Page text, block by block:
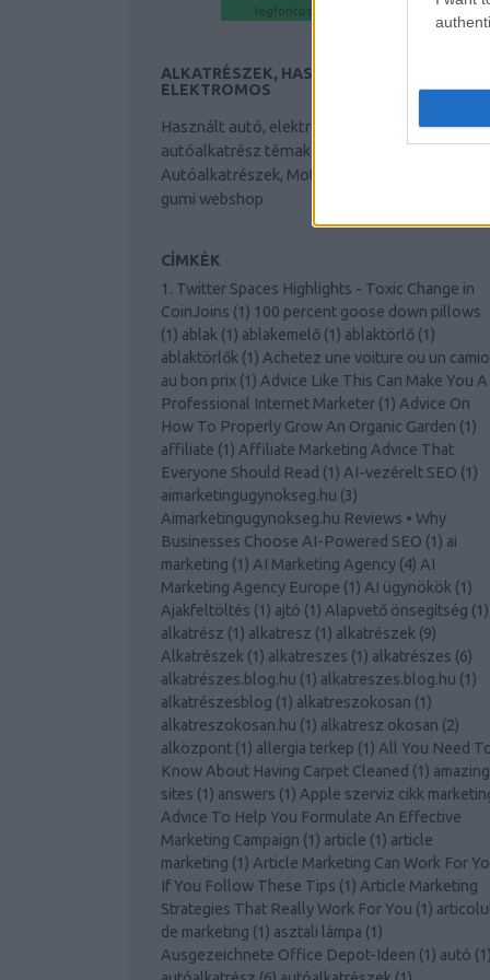
legfontosabb-tudnivalo-a-
n-inditsd-el-a-taplalekkiegeszito-
ALKATRÉSZEK, HASZNÁLT AUTÓ,
ELEKTROMOS
Használt autó, elektromos autó hírek
autóalkatrész témakörben. Alkatrészek,
Autóalkatrészek, Motorolaj, Dísztárcsa, nyári
gumi webshop
CÍMKÉK
1. Twitter Spaces Highlights - Toxic Change in
CoinJoins (1) 100 percent goose down pillows
(1) ablak (1) ablakemelő (1) ablaktörlő (1)
ablaktörlők (1) Achetez une voiture ou un
au bon prix (1) Advice Like This Can Make You A
Professional Internet Marketer (1) Advice On
How To Properly Grow An Organic Garden (1)
affiliate (1) Affiliate Marketing Advice That
Everyone Should Read (1) AI-vezérelt SEO (1)
aimarketingugynokseg.hu (3)
Aimarketingugynokseg.hu Reviews • Why
Businesses Choose AI-Powered SEO (1) ai
marketing (1) AI Marketing Agency (4) AI
Marketing Agency Europe (1) AI ügynökök (1)
Ajakfeltöltés (1) ajtó (1) Alapvető önsegítség (1)
alkatrész (1) alkatresz (1) alkatrészek (9)
Alkatrészek (1) alkatreszes (1) alkatrészes (6)
alkatrészes.blog.hu (1) alkatreszes.blog.hu (1)
alkatrészesblog (1) alkatreszokosan (1)
alkatreszokosan.hu (1) alkatresz okosan (2)
alközpont (1) allergia terkep (1) All You Need
Know About Having Carpet Cleaned (1) amazing
sites (1) answers (1) Apple szerviz cikk
Advice To Help You Formulate An Effective
Marketing Campaign (1) article (1) article
marketing (1) Article Marketing Can Work For
If You Follow These Tips (1) Article Marketing
Strategies That Really Work For You (1)
de marketing (1) asztali lámpa (1)
Ausgezeichnete Office Depot-Ideen (1) autó (1)